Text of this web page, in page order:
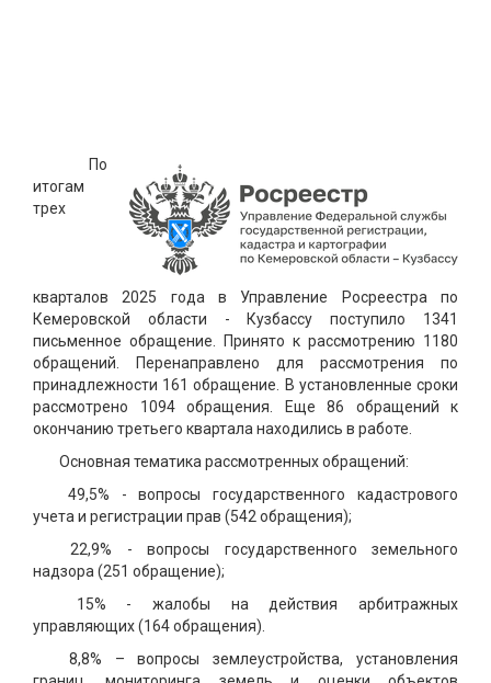
По
итогам
трех
кварталов 2025 года в Управление Росреестра по
Кемеровской области - Кузбассу поступило 1341
письменное обращение. Принято к рассмотрению 1180
обращений. Перенаправлено для рассмотрения по
принадлежности 161 обращение. В установленные сроки
рассмотрено 1094 обращения. Еще 86 обращений к
окончанию третьего квартала находились в работе.
Основная тематика рассмотренных обращений:
49,5% - вопросы государственного кадастрового
учета и регистрации прав (542 обращения);
22,9% - вопросы государственного земельного
надзора (251 обращение);
15% - жалобы на действия арбитражных
управляющих (164 обращения).
8,8% – вопросы землеустройства, установления